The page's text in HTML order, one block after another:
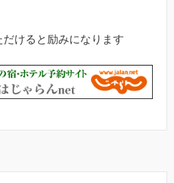
けると励みになります